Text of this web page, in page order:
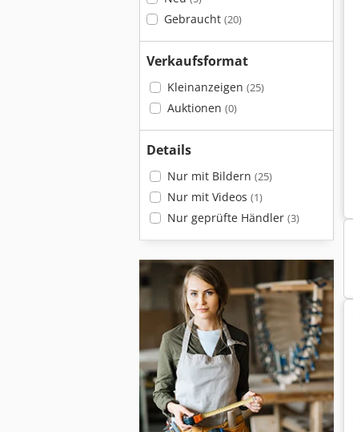
Gebraucht (20)
Verkaufsformat
Kleinanzeigen (25)
Auktionen (0)
Details
Nur mit Bildern (25)
Nur mit Videos (1)
Nur geprüfte Händler (3)
Miwe Signo Miwe Gvas